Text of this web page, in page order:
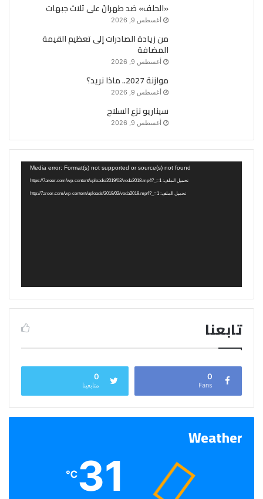
«الحلف» ضد طهرانَ على ثلاث جبهات
أغسطس 9, 2026
من زيادة الصادرات إلى تعظيم القيمة
المضافة
أغسطس 9, 2026
موازنة 2027.. ماذا نريد؟
أغسطس 9, 2026
سيناريو نزع السلاح
أغسطس 9, 2026
Media error: Format(s) not supported or source(s) not found
تحميل الملف: https://7areer.com/wp-content/uploads/2019/02/voda2018.mp4?_=1
تحميل الملف: http://7areer.com/wp-content/uploads/2019/02/voda2018.mp4?_=1
تابعنا
0
Fans
0
متابعينا
Weather
31
℃